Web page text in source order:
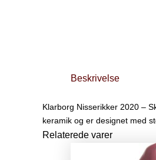
Beskrivelse
Klarborg Nisserikker 2020 –
keramik og er designet med
Relaterede varer